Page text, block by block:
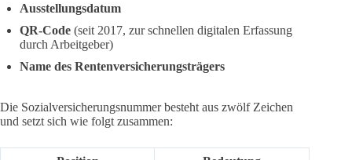
Ausstellungsdatum
QR-Code (seit 2017, zur schnellen digitalen Erfassung
durch Arbeitgeber)
Name des Rentenversicherungsträgers
Die Sozialversicherungsnummer besteht aus zwölf Zeichen
und setzt sich wie folgt zusammen: